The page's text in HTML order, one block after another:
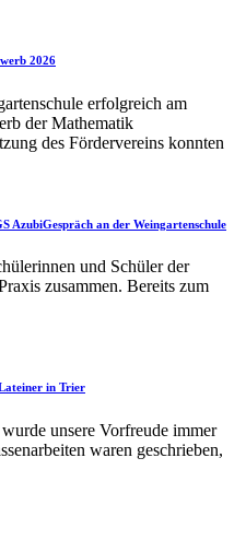
2026
erfolgreich am
der Mathematik
des Fördervereins konnten
AzubiGespräch an der Weingartenschule
und Schüler der
zusammen. Bereits zum
in Trier
unsere Vorfreude immer
waren geschrieben,